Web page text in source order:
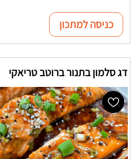
כניסה למתכון
דג סלמון בתנור ברוטב טריאקי